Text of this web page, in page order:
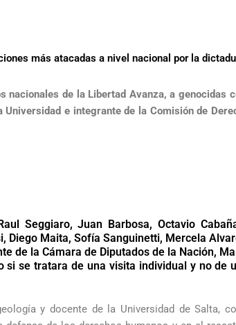
más atacadas a nivel nacional por la
nacionales de la Libertad Avanza, a genocidas
e integrante de la Comisión de
Seggiaro, Juan Barbosa, Octavio
Diego Maita, Sofía Sanguinetti, Mercela
de la Cámara de Diputados de la Nación,
si se tratara de una visita individual y no de
y docente de la Universidad de Salta,